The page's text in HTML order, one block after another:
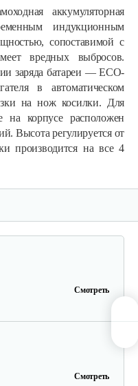
аккумуляторная
индукционным
сопоставимой с
вредных выбросов.
заряда батареи — ECO-
в автоматическом
на нож косилки. Для
на корпусе расположен
Высота регулируется от
производится на все 4
Смотреть
Смотреть
Смотреть